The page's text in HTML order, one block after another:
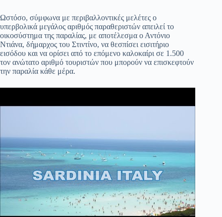
Ωστόσο, σύμφωνα με περιβαλλοντικές μελέτες ο
υπερβολικά μεγάλος αριθμός παραθεριστών απειλεί το
οικοσύστημα της παραλίας, με αποτέλεσμα ο Αντόνιο
Ντιάνα, δήμαρχος του Στιντίνο, να θεσπίσει εισιτήριο
εισόδου και να ορίσει από το επόμενο καλοκαίρι σε 1.500
τον ανώτατο αριθμό τουριστών που μπορούν να επισκεφτούν
την παραλία κάθε μέρα.